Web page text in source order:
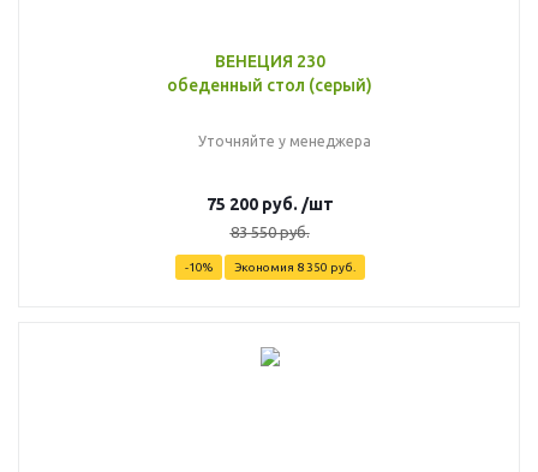
ВЕНЕЦИЯ 230
обеденный стол (серый)
Уточняйте у менеджера
75 200руб. /шт
83 550руб.
-10% Экономия 8 350 руб.